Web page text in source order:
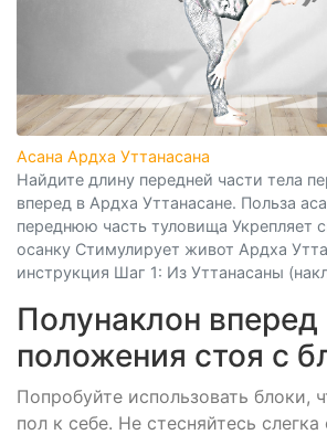
Асана Ардха Уттанасана
Найдите длину передней части тела
вперед в Ардха Уттанасане. Польза
переднюю часть туловища Укрепляет
осанку Стимулирует живот Ардха
инструкция Шаг 1: Из Уттанасаны
Полунаклон вперед
положения стоя с
Попробуйте использовать блоки,
пол к себе. Не стесняйтесь слегка